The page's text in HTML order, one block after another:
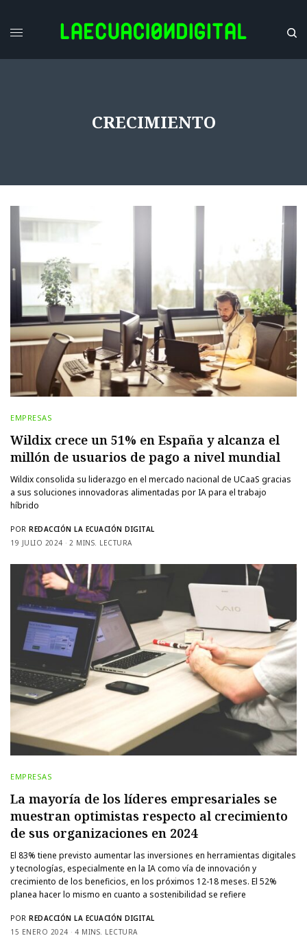
CRECIMIENTO
EMPRESAS
Wildix crece un 51% en España y alcanza el
millón de usuarios de pago a nivel mundial
Wildix consolida su liderazgo en el mercado nacional de UCaaS gracias
a sus soluciones innovadoras alimentadas por IA para el trabajo
híbrido
POR REDACCIÓN LA ECUACIÓN DIGITAL
19 JULIO 2024
2 MINS. LECTURA
EMPRESAS
La mayoría de los líderes empresariales se
muestran optimistas respecto al crecimiento
de sus organizaciones en 2024
El 83% tiene previsto aumentar las inversiones en herramientas digitales
y tecnologías, especialmente en la IA como vía de innovación y
crecimiento de los beneficios, en los próximos 12-18 meses. El 52%
planea hacer lo mismo en cuanto a sostenibilidad se refiere
POR REDACCIÓN LA ECUACIÓN DIGITAL
15 ENERO 2024
4 MINS. LECTURA